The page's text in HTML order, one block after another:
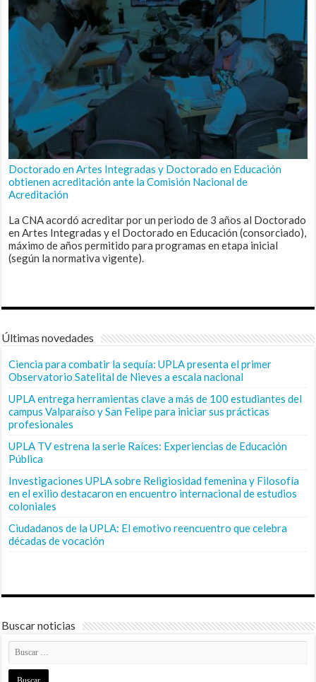
Doctorado en Artes Integradas y Doctorado en Educación
obtienen acreditación ante la Comisión Nacional de
Acreditación
La CNA acordó acreditar por un periodo de 3 años al Doctorado
en Artes Integradas y el Doctorado en Educación (consorciado),
máximo de años permitido para programas en etapa inicial
(según la normativa vigente).
Últimas novedades
Ciencia para combatir la sequía: UPLA presenta el primer
Observatorio Satelital de Nieves a escala nacional
UPLA entrega herramientas clave a más de 100 estudiantes del
campus Valparaíso y San Felipe para iniciar sus prácticas
profesionales
UPLA TV estrena la serie Raíces: Experiencias de Educación
Pública
Investigaciones UPLA sobre Religiosidad femenina y Filosofía
en el exilio destacaron en encuentro internacional de estudios
coloniales
Ciudadanos de la UPLA: El emotivo reencuentro que celebra
décadas de vocación
Buscar noticias